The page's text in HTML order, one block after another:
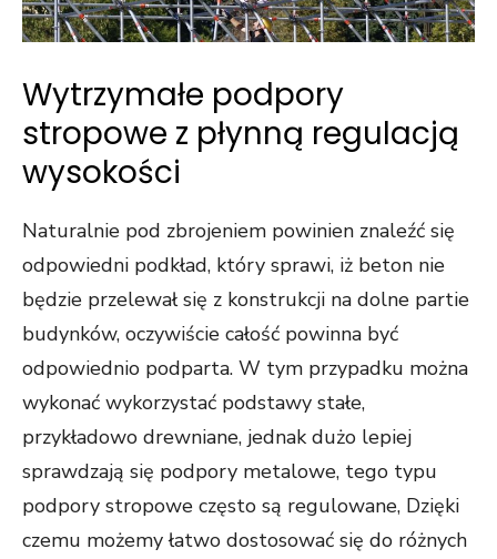
Wytrzymałe podpory
stropowe z płynną regulacją
wysokości
Naturalnie pod zbrojeniem powinien znaleźć się
odpowiedni podkład, który sprawi, iż beton nie
będzie przelewał się z konstrukcji na dolne partie
budynków, oczywiście całość powinna być
odpowiednio podparta. W tym przypadku można
wykonać wykorzystać podstawy stałe,
przykładowo drewniane, jednak dużo lepiej
sprawdzają się podpory metalowe, tego typu
podpory stropowe często są regulowane, Dzięki
czemu możemy łatwo dostosować się do różnych